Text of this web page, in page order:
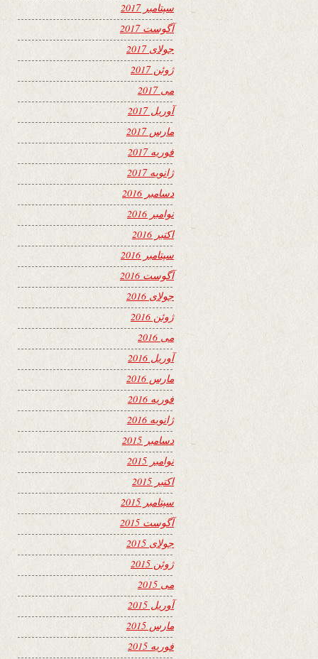
سپتامبر 2017
آگوست 2017
جولای 2017
ژوئن 2017
می 2017
آوریل 2017
مارس 2017
فوریه 2017
ژانویه 2017
دسامبر 2016
نوامبر 2016
اکتبر 2016
سپتامبر 2016
آگوست 2016
جولای 2016
ژوئن 2016
می 2016
آوریل 2016
مارس 2016
فوریه 2016
ژانویه 2016
دسامبر 2015
نوامبر 2015
اکتبر 2015
سپتامبر 2015
آگوست 2015
جولای 2015
ژوئن 2015
می 2015
آوریل 2015
مارس 2015
فوریه 2015